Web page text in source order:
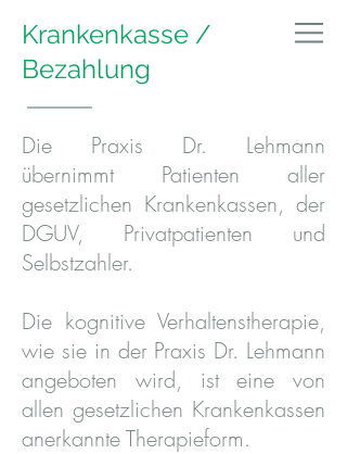
Dr. Monika Lehmann
Krankenkasse /
Bezahlung
Die Praxis Dr. Lehmann
übernimmt Patienten aller
gesetzlichen Krankenkassen, der
DGUV, Privatpatienten und
Selbstzahler.
Die kognitive Verhaltenstherapie,
wie sie in der Praxis Dr. Lehmann
angeboten wird, ist eine von
allen gesetzlichen Krankenkassen
anerkannte Therapieform.